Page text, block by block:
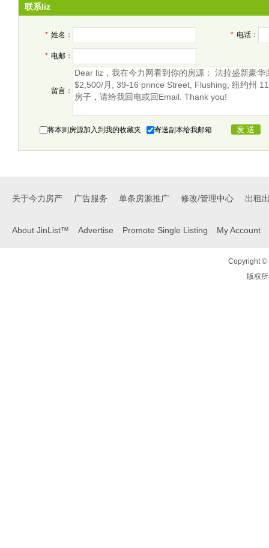
联系liz
* 姓名： * 电话：
* 电邮：
留言：
将本则房源加入到我的收藏夹 寄送副本给我邮箱
关于今力房产 广告服务 单条房源推广 修改/管理中心 出租
About JinList™ Advertise Promote Single Listing My Account
Copyright ©
版权